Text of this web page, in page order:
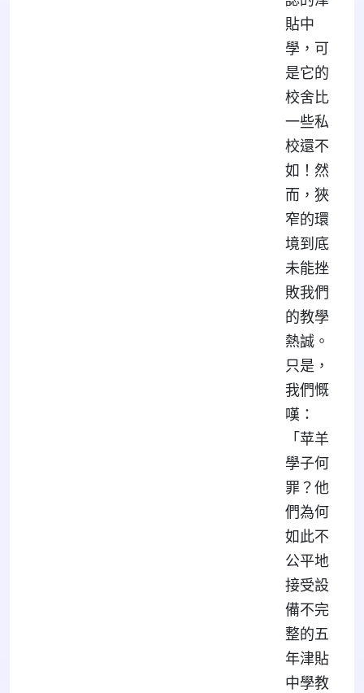
貼中
學，可
是它的
校舍比
一些私
校還不
如！然
而，狹
窄的環
境到底
未能挫
敗我們
的教學
熱誠。
只是，
我們慨
嘆：
「苹羊
學子何
罪？他
們為何
如此不
公平地
接受設
備不完
整的五
年津貼
中學教